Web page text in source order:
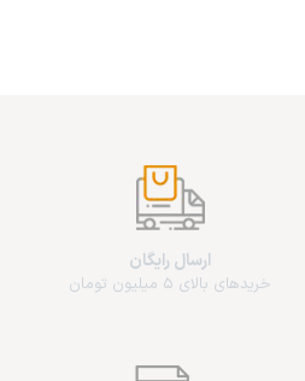
ارسال رایگان
خریدهای بالای 5 میلیون تومان